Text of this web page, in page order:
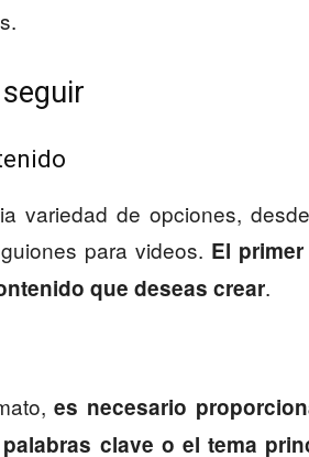
variedad de opciones,
para videos. El
que deseas crear.
es necesario
clave o el tema